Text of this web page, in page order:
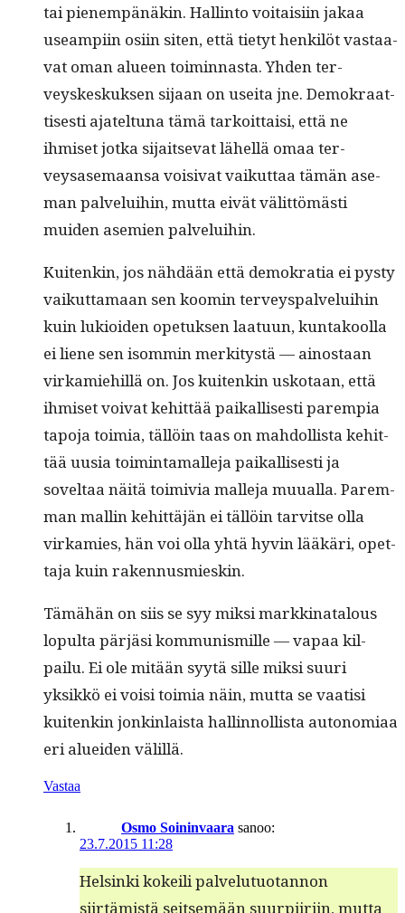
tai pienem­pänäkin. Hallinto voitaisi­in jakaa
use­ampi­in osi­in siten, että tietyt henkilöt vas­taa­
vat oman alueen toimin­nas­ta. Yhden ter­
veyskeskuk­sen sijaan on usei­ta jne. Demokraat­
tis­es­ti ajatel­tuna tämä tarkoit­taisi, että ne
ihmiset jot­ka sijait­se­vat lähel­lä omaa ter­
veysase­maansa voisi­vat vaikut­taa tämän ase­
man palvelui­hin, mut­ta eivät välit­tömästi
muiden asemien palveluihin.
Kuitenkin, jos nähdään että demokra­tia ei pysty
vaikut­ta­maan sen koomin ter­veyspalvelui­hin
kuin lukioiden opetuk­sen laatu­un, kun­takool­la
ei liene sen isom­min merk­i­tys­tä — ain­os­taan
virkamiehillä on. Jos kuitenkin usko­taan, että
ihmiset voivat kehit­tää paikallis­es­ti parem­pia
tapo­ja toimia, täl­löin taas on mah­dol­lista kehit­
tää uusia toim­inta­malle­ja paikallis­es­ti ja
soveltaa näitä toimivia malle­ja muual­la. Parem­
man mallin kehit­täjän ei täl­löin tarvitse olla
virkamies, hän voi olla yhtä hyvin lääkäri, opet­
ta­ja kuin rakennusmieskin.
Tämähän on siis se syy mik­si markki­na­t­alous
lop­ul­ta pär­jäsi kom­mu­nis­mille — vapaa kil­
pailu. Ei ole mitään syytä sille mik­si suuri
yksikkö ei voisi toimia näin, mut­ta se vaatisi
kuitenkin jonkin­laista hallinnol­lista autono­mi­aa
eri aluei­den välillä.
Vastaa
Osmo Soininvaara sanoo:
23.7.2015 11:28
Helsin­ki kokeili palve­lu­tuotan­non
siirtämistä seit­semään suurpi­iri­in, mut­ta